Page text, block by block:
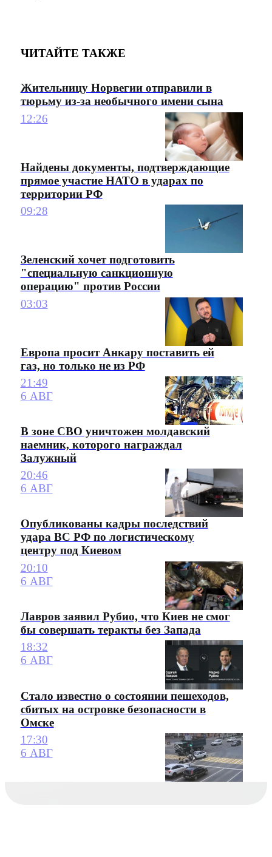
ЧИТАЙТЕ ТАКЖЕ
Жительницу Норвегии отправили в
тюрьму из-за необычного имени сына
12:26
Найдены документы, подтверждающие
прямое участие НАТО в ударах по
территории РФ
09:28
Зеленский хочет подготовить
"специальную санкционную
операцию" против России
03:03
Европа просит Анкару поставить ей
газ, но только не из РФ
21:49
6 АВГ
В зоне СВО уничтожен молдавский
наемник, которого награждал
Залужный
20:46
6 АВГ
Опубликованы кадры последствий
удара ВС РФ по логистическому
центру под Киевом
20:10
6 АВГ
Лавров заявил Рубио, что Киев не смог
бы совершать теракты без Запада
18:32
6 АВГ
Стало известно о состоянии пешеходов,
сбитых на островке безопасности в
Омске
17:30
6 АВГ